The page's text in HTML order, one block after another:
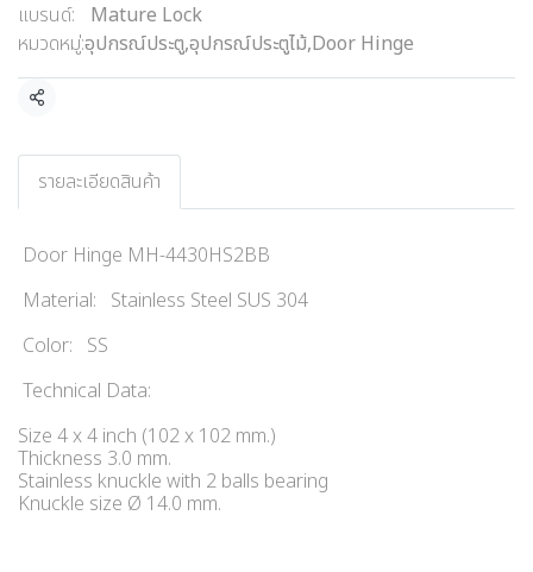
แบรนด์:
Mature Lock
หมวดหมู่:อุปกรณ์ประตู,อุปกรณ์ประตูไม้,Door Hinge
แชร์
รายละเอียดสินค้า
Door Hinge MH-4430HS2BB
Material: Stainless Steel SUS 304
Color: SS
Technical Data:
Size 4 x 4 inch (102 x 102 mm.)
Thickness 3.0 mm.
Stainless knuckle with 2 balls bearing
Knuckle size Ø 14.0 mm.